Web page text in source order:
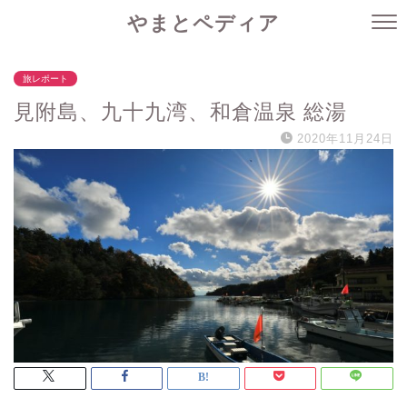
やまとペディア
旅レポート
見附島、九十九湾、和倉温泉 総湯
2020年11月24日